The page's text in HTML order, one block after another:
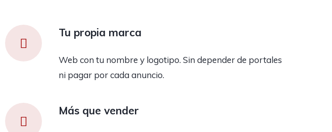
Tu propia marca
Web con tu nombre y logotipo. Sin depender de portales
ni pagar por cada anuncio.
Más que vender